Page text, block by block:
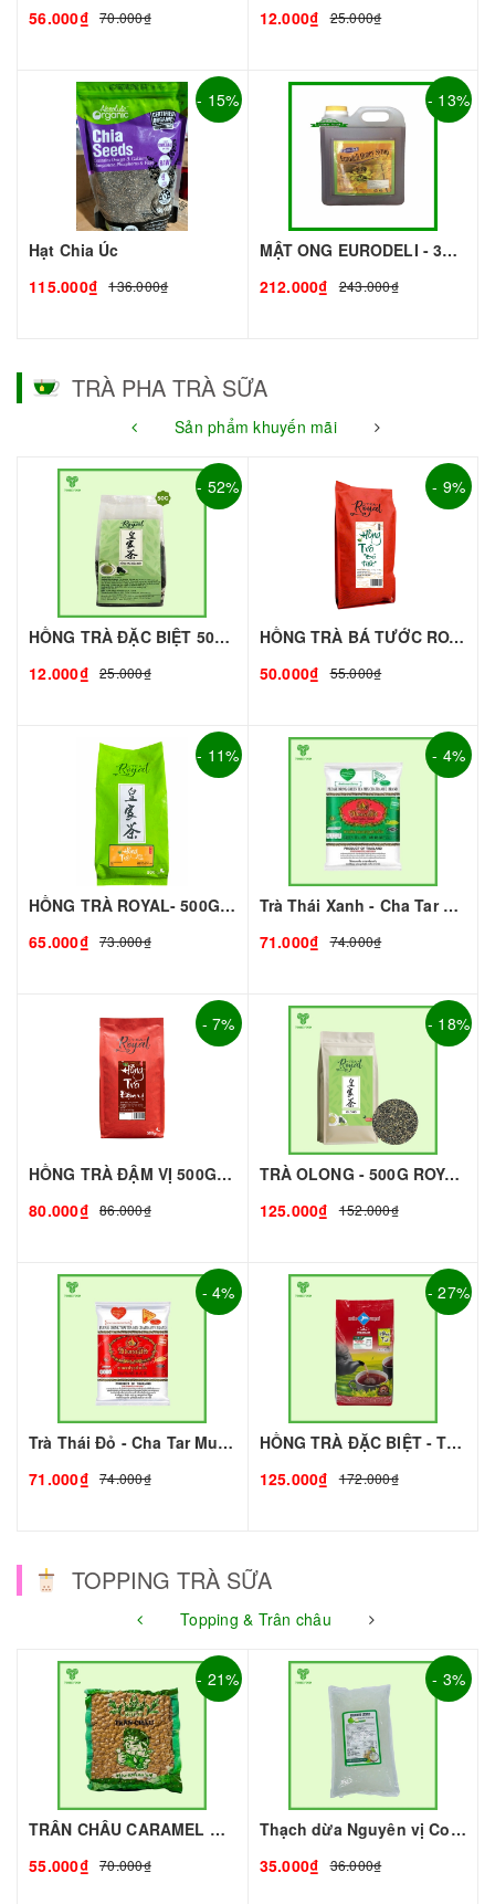
56.000₫ 70.000₫
12.000₫
25.000₫
- 15%
Hạt Chia Úc
115.000₫
136.000₫
- 13%
MẬT ONG EURODELI - 3kg - EURODELI | Nguyên liệu pha chế - TOBEE FOOD
212.000₫
243.000₫
TRÀ PHA TRÀ SỮA
Sản phẩm khuyến mãi
- 52%
HỒNG TRÀ ĐẶC BIỆT 50G - ROYAL I NGUYÊN LIỆU PHA CHẾ - TOBEE FOOD
12.000₫ 25.000₫
- 9%
HỒNG TRÀ BÁ TƯỚC ROYAL (gói 500g)
50.000₫
55.000₫
- 11%
HỒNG TRÀ ROYAL- 500G | NGUYÊN LIỆU PHA CHẾ - TOBEE FOOD
65.000₫ 73.000₫
- 4%
Trà Thái Xanh - Cha Tar Mua Thái Lan Cao Cấp I Nguyên Liệu Pha Chế - TOBEE FOOD
71.000₫
74.000₫
- 7%
HỒNG TRÀ ĐẬM VỊ 500G - ROYAL I NGUYÊN LIỆU PHA CHẾ - TOBEE FOOD
80.000₫ 86.000₫
- 18%
TRÀ OLONG - 500G ROYAL I NGUYÊN LIỆU PHA CHẾ - TOBEE FOOD
125.000₫
152.000₫
- 4%
Trà Thái Đỏ - Cha Tar Mua Thái Lan Cao Cấp I Nguyên Liệu Pha Chế - Tobee Food
71.000₫ 74.000₫
- 27%
HỒNG TRÀ ĐẶC BIỆT - TRÀ XUÂN THỊNH I NGUYÊN LIỆU PHA CHẾ - TOBEE FOOD
125.000₫
172.000₫
TOPPING TRÀ SỮA
Topping & Trân châu
- 21%
TRÂN CHÂU CARAMEL ROYAL - 2kg - ROYAL | Topping làm Trà Sữa - TOBEE FOOD
55.000₫ 70.000₫
- 3%
Thạch dừa Nguyên vị Coconut 1kg I Nguyên Liệu Pha Chế - Tobee Food
35.000₫
36.000₫